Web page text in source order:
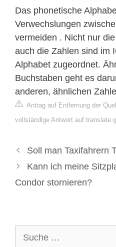
Das phonetische
Verwechslungen
vermeiden . Nicht nur
auch die Zahlen sind im
Alphabet zugeordnet.
Buchstaben geht es
anderen, ähnlichen
Antrag auf Entfernung der
vollständige Antwort auf
Soll man Taxifahrern
Kann ich meine
Condor stornieren?
nach: